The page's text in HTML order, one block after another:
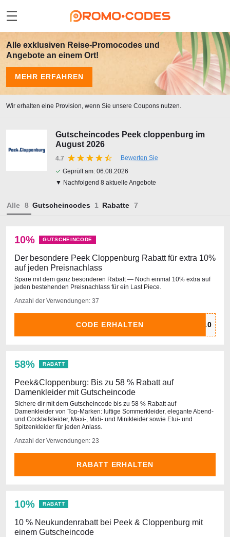
Alle exklusiven Reise-Promocodes und
Angebote an einem Ort!
MEHR ERFAHREN
Wir erhalten eine Provision, wenn Sie unsere Coupons nutzen.
Gutscheincodes Peek cloppenburg im
August 2026
4.7
Bewerten Sie
✓ Geprüft am: 06.08.2026
▼ Nachfolgend 8 aktuelle Angebote
Alle Gutscheincodes Rabatte
10% GUTSCHEINCODE
Der besondere Peek Cloppenburg Rabatt für extra 10%
auf jeden Preisnachlass
Spare mit dem ganz besonderen Rabatt — Noch einmal 10% extra auf
jeden bestehenden Preisnachlass für ein Last Piece.
Anzahl der Verwendungen: 37
CODE ERHALTEN
58% RABATT
Peek&Cloppenburg: Bis zu 58 % Rabatt auf
Damenkleider mit Gutscheincode
Sichere dir mit dem Gutscheincode bis zu 58 % Rabatt auf
Damenkleider von Top-Marken: luftige Sommerkleider, elegante Abend-
und Cocktailkleider, Maxi-, Midi- und Minikleider sowie Etui- und
Spitzenkleider für jeden Anlass.
Anzahl der Verwendungen: 23
RABATT ERHALTEN
10% RABATT
10 % Neukundenrabatt bei Peek & Cloppenburg mit
einem Gutscheincode